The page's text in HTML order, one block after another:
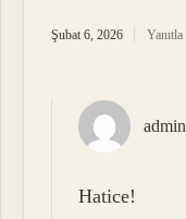
Şubat 6, 2026 Yanıtla
admin
Hatice!